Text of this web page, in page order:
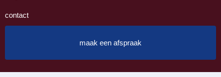
contact
maak een afspraak